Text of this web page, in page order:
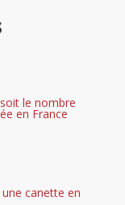
soit le nombre
en France
canette en